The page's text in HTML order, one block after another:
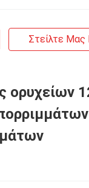
Στείλτε Μας
ορυχείων